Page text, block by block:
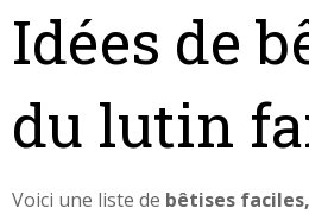
Idées de
du lutin
Voici une liste de bêtises